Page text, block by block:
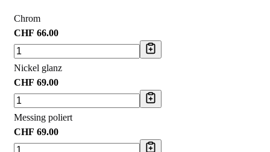
Chrom
CHF 66.00
Nickel glanz
CHF 69.00
Messing poliert
CHF 69.00